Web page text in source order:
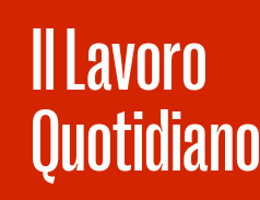
Il Lavoro
Quotidiano